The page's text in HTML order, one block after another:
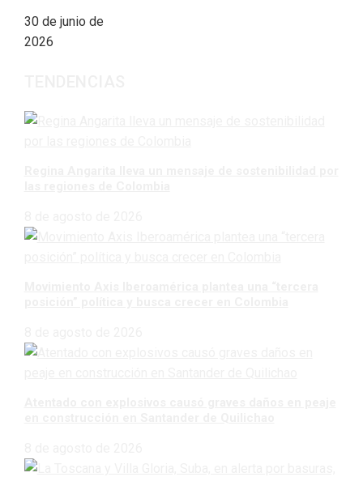
30 de junio de
2026